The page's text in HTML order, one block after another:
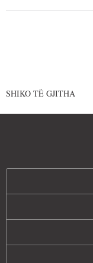
SHIKO TË GJITHA